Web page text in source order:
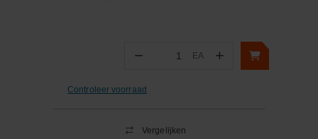
− Aantal
EA +
Controleer voorraad
Vergelijken